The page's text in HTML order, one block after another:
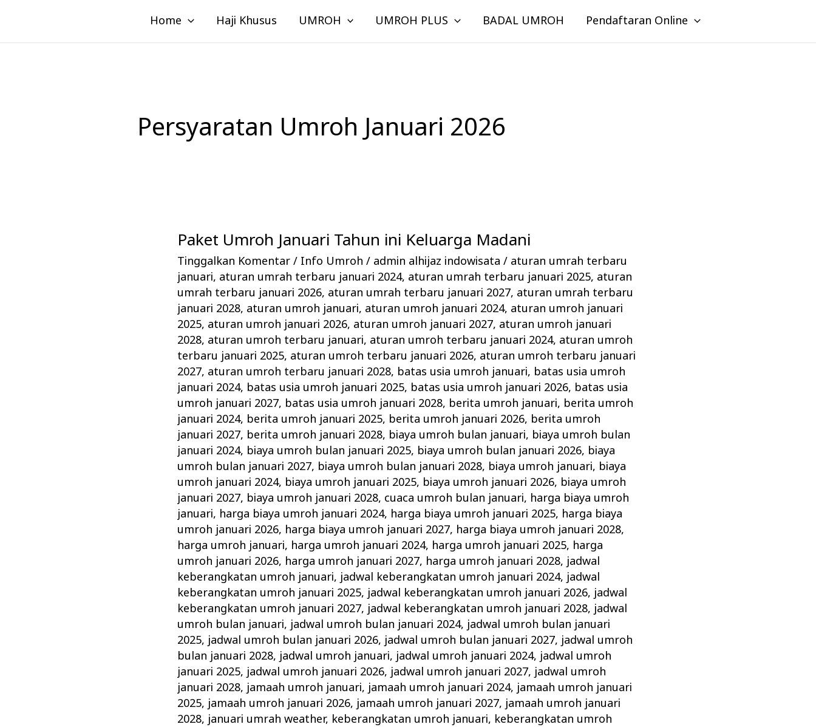
konten
Home Haji Khusus UMROH UMROH PLUS BADAL UMROH Pendaftaran Online
Persyaratan Umroh Januari 2026
Paket Umroh Januari Tahun ini Keluarga Madani
Tinggalkan Komentar / Info Umroh / admin alhijaz indowisata/ aturan umrah terbaru
januari, aturan umrah terbaru januari 2024, aturan umrah terbaru januari 2025, aturan
umrah terbaru januari 2026, aturan umrah terbaru januari 2027, aturan umrah terbaru
januari 2028, aturan umroh januari, aturan umroh januari 2024, aturan umroh januari
2025, aturan umroh januari 2026, aturan umroh januari 2027, aturan umroh januari
2028, aturan umroh terbaru januari, aturan umroh terbaru januari 2024, aturan umroh
terbaru januari 2025, aturan umroh terbaru januari 2026, aturan umroh terbaru januari
2027, aturan umroh terbaru januari 2028, batas usia umroh januari, batas usia umroh
januari 2024, batas usia umroh januari 2025, batas usia umroh januari 2026, batas usia
umroh januari 2027, batas usia umroh januari 2028, berita umroh januari, berita umroh
januari 2024, berita umroh januari 2025, berita umroh januari 2026, berita umroh
januari 2027, berita umroh januari 2028, biaya umroh bulan januari, biaya umroh bulan
januari 2024, biaya umroh bulan januari 2025, biaya umroh bulan januari 2026, biaya
umroh bulan januari 2027, biaya umroh bulan januari 2028, biaya umroh januari, biaya
umroh januari 2024, biaya umroh januari 2025, biaya umroh januari 2026, biaya umroh
januari 2027, biaya umroh januari 2028, cuaca umroh bulan januari, harga biaya umroh
januari, harga biaya umroh januari 2024, harga biaya umroh januari 2025, harga biaya
umroh januari 2026, harga biaya umroh januari 2027, harga biaya umroh januari 2028,
harga umroh januari, harga umroh januari 2024, harga umroh januari 2025, harga
umroh januari 2026, harga umroh januari 2027, harga umroh januari 2028, jadwal
keberangkatan umroh januari, jadwal keberangkatan umroh januari 2024, jadwal
keberangkatan umroh januari 2025, jadwal keberangkatan umroh januari 2026, jadwal
keberangkatan umroh januari 2027, jadwal keberangkatan umroh januari 2028, jadwal
umroh bulan januari, jadwal umroh bulan januari 2024, jadwal umroh bulan januari
2025, jadwal umroh bulan januari 2026, jadwal umroh bulan januari 2027, jadwal umroh
bulan januari 2028, jadwal umroh januari, jadwal umroh januari 2024, jadwal umroh
januari 2025, jadwal umroh januari 2026, jadwal umroh januari 2027, jadwal umroh
januari 2028, jamaah umroh januari, jamaah umroh januari 2024, jamaah umroh januari
2025, jamaah umroh januari 2026, jamaah umroh januari 2027, jamaah umroh januari
2028, januari umrah weather, keberangkatan umroh januari, keberangkatan umroh
Paket
Umroh
Januari
Tahun
ini
Keluarga
Madani